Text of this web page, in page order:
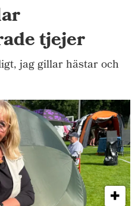
tjejer
jag gillar hästar och